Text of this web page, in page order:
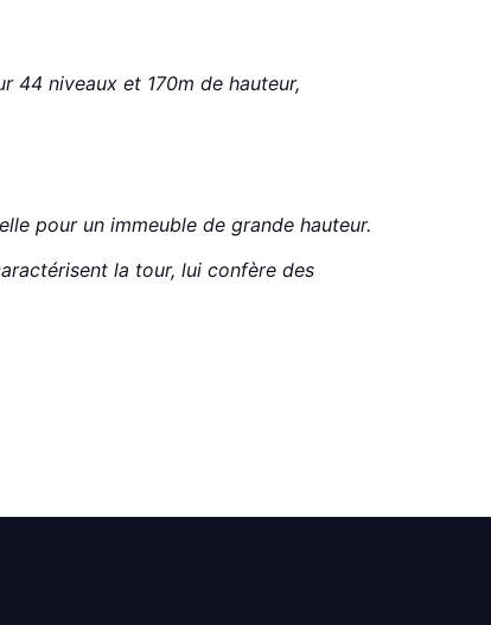
44 niveaux et 170m de hauteur,
pour un immeuble de grande hauteur.
la tour, lui confère des